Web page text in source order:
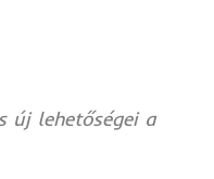
új lehetőségei a